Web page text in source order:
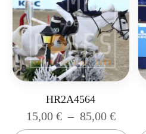
HR2A4564
15,00 € – 85,00 €